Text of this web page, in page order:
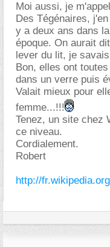
Moi aussi, je
Des Tégénaires,
y a deux ans dans
époque. On aurait
lever du lit, je
Bon, elles ont
dans un verre puis
Valait mieux pour
femme...!!!
Tenez, un site chez
ce niveau.
Cordialement.
Robert
http://